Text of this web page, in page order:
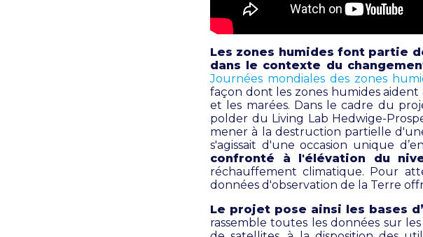
Les zones humides font partie
dans le contexte du
Journées mondiales des zones
façon dont les zones humides
et les marées. Dans le cadre du
polder du Living Lab Hedwige-
mener à la destruction partielle
s'agissait d'une occasion unique d’en
confronté à l'élévation du
réchauffement climatique. Pour
données d'observation de la Terre
Le projet pose ainsi les bases
rassemble toutes les données sur